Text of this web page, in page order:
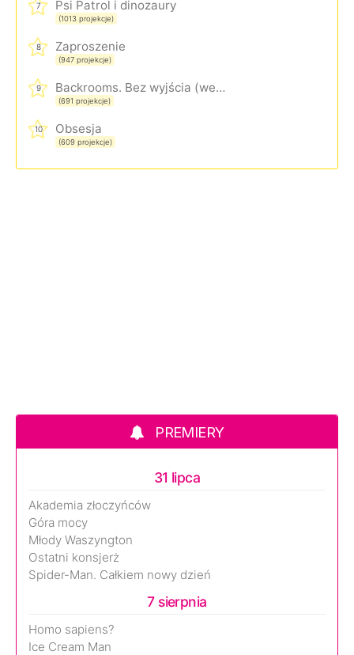
7 Psi Patrol i dinozaury
(1013 projekcje)
8 Zaproszenie
(947 projekcje)
9 Backrooms. Bez wyjścia (wersja rozszerzona)
(691 projekcje)
10 Obsesja
(609 projekcje)
PREMIERY
31 lipca
Akademia złoczyńców
Góra mocy
Młody Waszyngton
Ostatni konsjerż
Spider-Man. Całkiem nowy dzień
7 sierpnia
Homo sapiens?
Ice Cream Man